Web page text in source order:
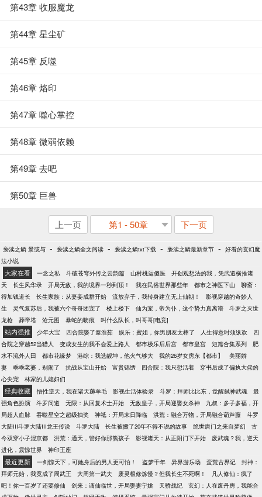
第43章 收服魔龙
第44章 星尘矿
第45章 反噬
第46章 烙印
第47章 噬心掌控
第48章 微弱依赖
第49章 去吧
第50章 巨兽
上一页 第1 - 50章 下一页
亵渎之鳞 景或与 - 亵渎之鳞全文阅读 - 亵渎之鳞txt下载 - 亵渎之鳞最新章节 - 好看的玄幻魔
法小说
大家在看 一念之私 斗破苍穹外传之云韵篇 山村桃运傻医
开创观想法的我，凭武道横推诸
天
长生风华录 开局无敌，我的境界一秒到顶！ 我在民俗世界那些年 都市之神医下山
聊斋：
得加钱道长
长生家族：从妻妾成群开始 流放弃子，我转身建立无上仙朝！
影视穿越的奇妙人
生
灵气复苏后，我被六个哥哥团宠了 楼上楼下 仙为宠，帝为仆，这个势力真离谱
斗罗之灭世
龙枪
葬帝塔 沧元图 暴蛇的吻痕 叫什么队长，叫哥哥[电竞]
站内强推 少年大宝 四合院娶了秦淮茹 娱乐：蜜姐，你男朋友太棒了 人生得意时须纵欢
四
合院之穿越52当猎人
变成女生的我不会爱上路人 都市极乐后后宫 都市皇宫 短篇合集系列
肥
水不流外人田
都市花缘梦 港综：我选靓坤，他火气够大 我的26岁女房东【都市】
美丽娇
妻
乖乖老婆，别闹了 抗战从宝山开始 富贵锦绣 四合院：我只想活着
穿书后成了偏执大佬的
心尖宠
林家的儿媳妇们
经典收藏 悟性逆天，我在诸天薅羊毛 影视生活体验录 斗罗：拜师比比东，觉醒弑神武魂
最
强角色扮演
斗罗问道 无限：从回复术士开始 无敌皇子，开局迎娶女杀神
九叔：多子多福，开
局超人血脉
吞噬星空之超级抽奖 神祗：开局末日降临 洪荒：融合万物，开局融合葫芦藤
斗罗
大陆III斗罗大陆III龙王传说
斗罗大陆 长生被撅了20年不得不说的故事 绝世唐门之来自梦幻
古
今双穿小子混京都
洪荒：通天，管好你那熊孩子 影视诸天：从正阳门下开始
废武魂？我，逆天
进化，震惊世界
神印王座
最近更新 一剑惊天下，可她身后的男人更可怕！ 盗梦千年 异界游乐场 蛮荒古界记
封神：
拜师元始，我竟成了周武王
大周第一武夫 废灵根修炼慢？但我长生不死啊！
凡人修仙：疯了
吧！你一百岁了还要修仙
剑来：谪仙临世，开局娶妻宁姚 天骄战纪
玄幻：人在废丹房，我能合